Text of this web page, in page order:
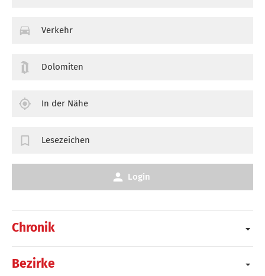
Chronik
Bezirke
Verkehr
Dolomiten
In der Nähe
Lesezeichen
Login